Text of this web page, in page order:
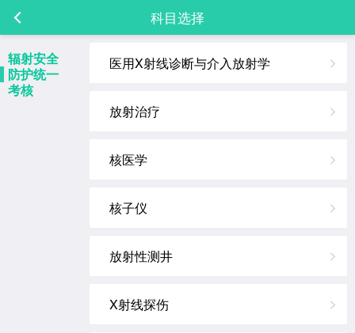
科目选择
辐射安全
防护统一
考核
医用X射线诊断与介入放射学
放射治疗
核医学
核子仪
放射性测井
X射线探伤